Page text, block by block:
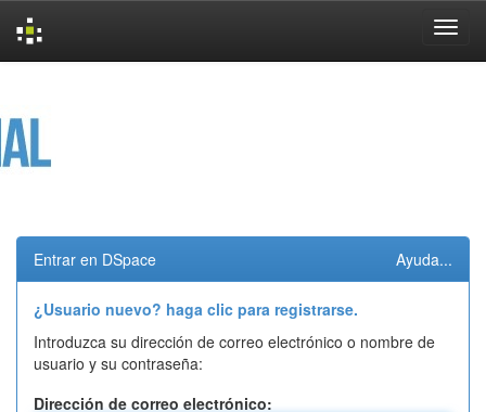
Entrar en DSpace Ayuda...
¿Usuario nuevo? haga clic para registrarse.
Introduzca su dirección de correo electrónico o nombre de
usuario y su contraseña:
Dirección de correo electrónico: